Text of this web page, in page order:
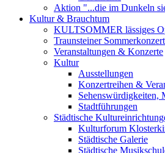
Aktion "...die im Dunkeln
Kultur & Brauchtum
KULTSOMMER lässiges
Traunsteiner
Veranstaltungen & Konzerte
Kultur
Ausstellungen
Konzertreihen &
Sehenswürdigkeiten,
Stadtführungen
Städtische
Kulturforum
Städtische Galerie
Städtische